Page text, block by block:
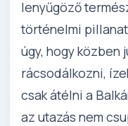
lenyűgöző
történelmi
úgy, hogy közben
rácsodálkozni,
csak átélni a
az utazás nem